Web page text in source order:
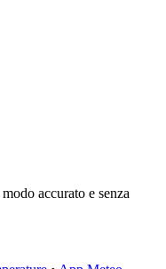
accurato e senza